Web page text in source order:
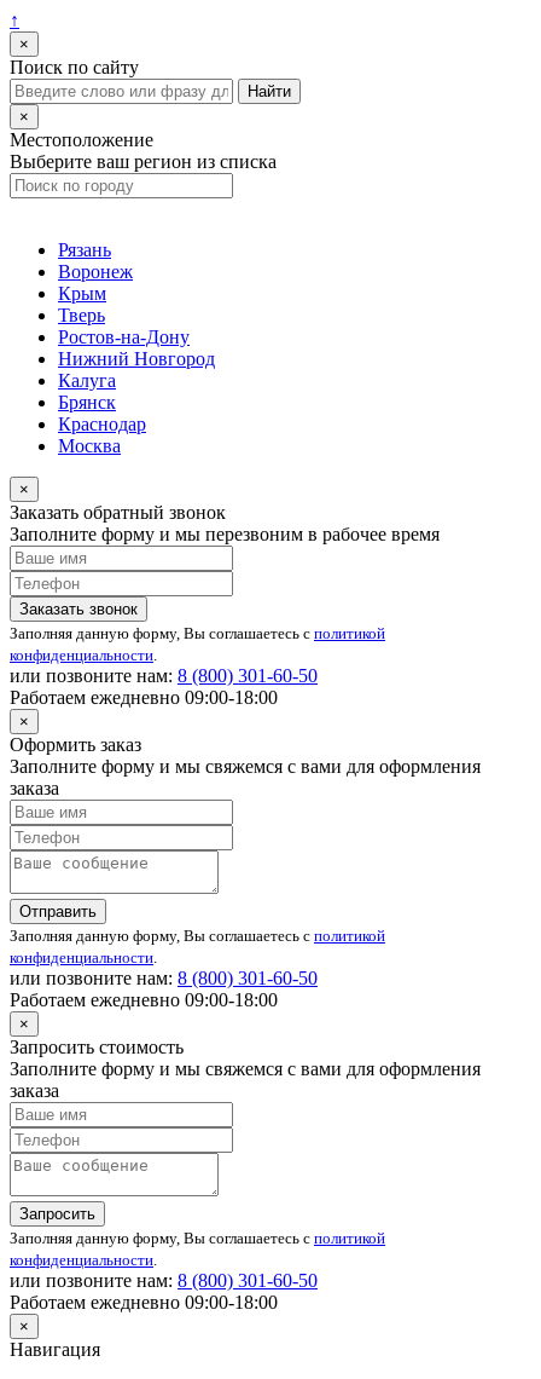
↑
×
Поиск по сайту
×
Местоположение
Выберите ваш регион из списка
Рязань
Воронеж
Крым
Тверь
Ростов-на-Дону
Нижний Новгород
Калуга
Брянск
Краснодар
Москва
×
Заказать обратный звонок
Заполните форму и мы перезвоним в рабочее время
Заказать звонок
Заполняя данную форму, Вы соглашаетесь с политикой
конфиденциальности.
или позвоните нам: 8 (800) 301-60-50
Работаем ежедневно 09:00-18:00
×
Оформить заказ
Заполните форму и мы свяжемся с вами для оформления
заказа
Отправить
Заполняя данную форму, Вы соглашаетесь с политикой
конфиденциальности.
или позвоните нам: 8 (800) 301-60-50
Работаем ежедневно 09:00-18:00
×
Запросить стоимость
Заполните форму и мы свяжемся с вами для оформления
заказа
Запросить
Заполняя данную форму, Вы соглашаетесь с политикой
конфиденциальности.
или позвоните нам: 8 (800) 301-60-50
Работаем ежедневно 09:00-18:00
×
Навигация